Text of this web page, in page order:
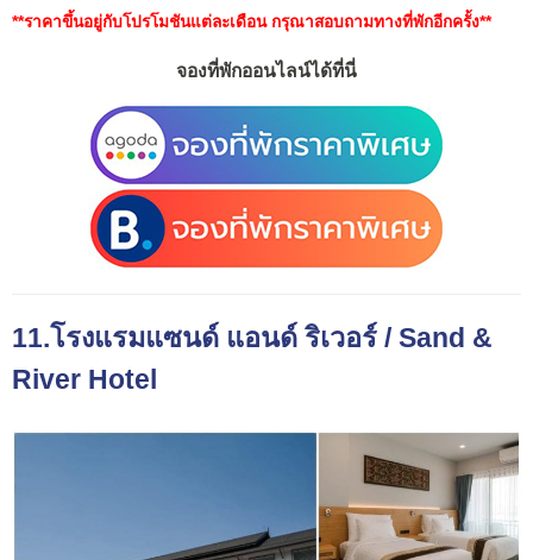
**ราคาขึ้นอยู่กับโปรโมชันแต่ละเดือน กรุณาสอบถามทางที่พักอีกครั้ง**
จองที่พักออนไลน์ได้ที่นี่
11.โรงแรมแซนด์ แอนด์ ริเวอร์ / Sand &
River Hotel